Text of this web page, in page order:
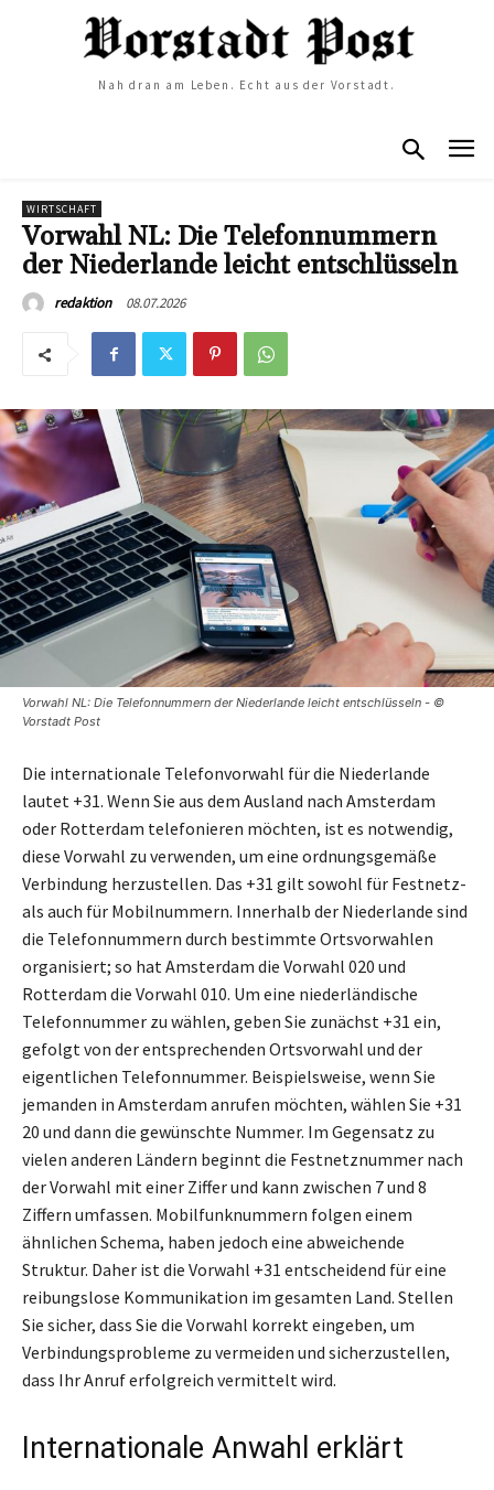
Nah dran am Leben. Echt aus der Vorstadt.
WIRTSCHAFT
Vorwahl NL: Die Telefonnummern
der Niederlande leicht entschlüsseln
redaktion 08.07.2026
Vorwahl NL: Die Telefonnummern der Niederlande leicht entschlüsseln - ©
Vorstadt Post
Die internationale Telefonvorwahl für die Niederlande
lautet +31. Wenn Sie aus dem Ausland nach Amsterdam
oder Rotterdam telefonieren möchten, ist es notwendig,
diese Vorwahl zu verwenden, um eine ordnungsgemäße
Verbindung herzustellen. Das +31 gilt sowohl für Festnetz-
als auch für Mobilnummern. Innerhalb der Niederlande sind
die Telefonnummern durch bestimmte Ortsvorwahlen
organisiert; so hat Amsterdam die Vorwahl 020 und
Rotterdam die Vorwahl 010. Um eine niederländische
Telefonnummer zu wählen, geben Sie zunächst +31 ein,
gefolgt von der entsprechenden Ortsvorwahl und der
eigentlichen Telefonnummer. Beispielsweise, wenn Sie
jemanden in Amsterdam anrufen möchten, wählen Sie +31
20 und dann die gewünschte Nummer. Im Gegensatz zu
vielen anderen Ländern beginnt die Festnetznummer nach
der Vorwahl mit einer Ziffer und kann zwischen 7 und 8
Ziffern umfassen. Mobilfunknummern folgen einem
ähnlichen Schema, haben jedoch eine abweichende
Struktur. Daher ist die Vorwahl +31 entscheidend für eine
reibungslose Kommunikation im gesamten Land. Stellen
Sie sicher, dass Sie die Vorwahl korrekt eingeben, um
Verbindungsprobleme zu vermeiden und sicherzustellen,
dass Ihr Anruf erfolgreich vermittelt wird.
Internationale Anwahl erklärt